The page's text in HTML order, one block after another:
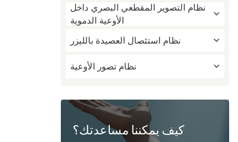
نظام التصوير المقطعي البصري داخل
الأوعية الدموية
نظام استئصال العصيدة بالليزر
نظام تصور الأوعية
كيف يمكننا مساعدتك؟